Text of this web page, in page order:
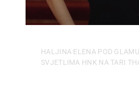
HALJINA ELENA POD
SVJETLIMA HNK NA TARI